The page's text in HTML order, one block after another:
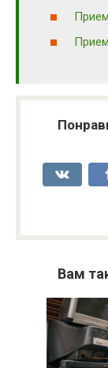
Вам